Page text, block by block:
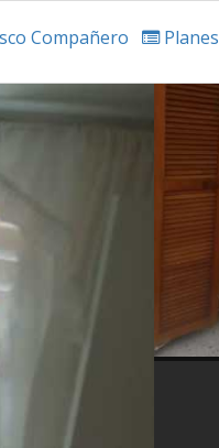
Compañero Planes